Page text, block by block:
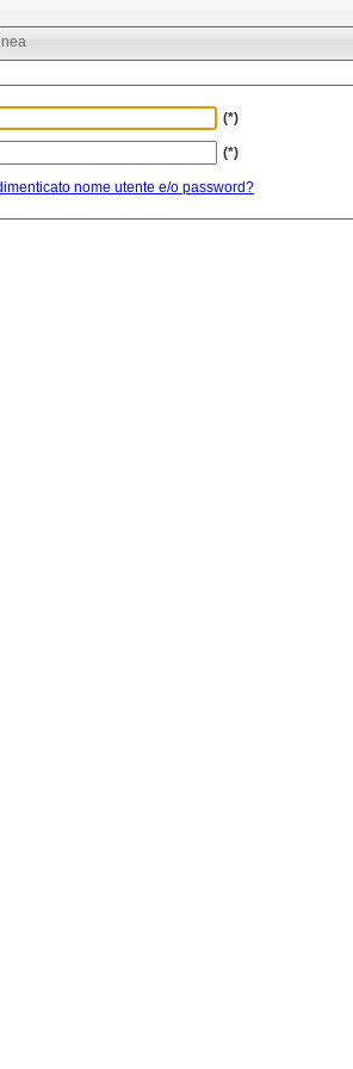
(*)
(*)
nome utente e/o password?